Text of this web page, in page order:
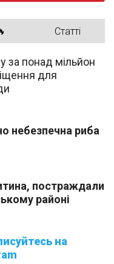
Статті
за понад мільйон
для
небезпечна риба
постраждали
районі